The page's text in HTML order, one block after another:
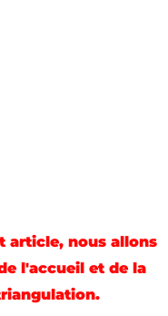
article, nous allons
l'accueil et de la